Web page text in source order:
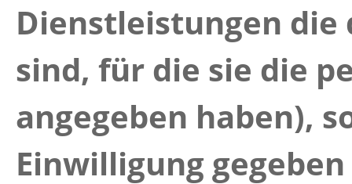
Dienstleistungen
sind, für die sie die
angegeben haben),
Einwilligung